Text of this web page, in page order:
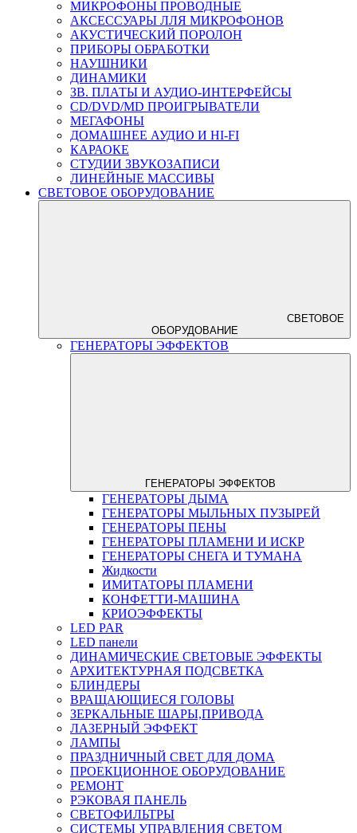
МИКРОФОНЫ ПРОВОДНЫЕ
АКСЕССУАРЫ ЛЛЯ МИКРОФОНОВ
АКУСТИЧЕСКИЙ ПОРОЛОН
ПРИБОРЫ ОБРАБОТКИ
НАУШНИКИ
ДИНАМИКИ
ЗВ. ПЛАТЫ И АУДИО-ИНТЕРФЕЙСЫ
CD/DVD/MD ПРОИГРЫВАТЕЛИ
МЕГАФОНЫ
ДОМАШНЕЕ АУДИО И HI-FI
КАРАОКЕ
СТУДИИ ЗВУКОЗАПИСИ
ЛИНЕЙНЫЕ МАССИВЫ
СВЕТОВОЕ ОБОРУДОВАНИЕ
СВЕТОВОЕ
ОБОРУДОВАНИЕ
ГЕНЕРАТОРЫ ЭФФЕКТОВ
ГЕНЕРАТОРЫ ЭФФЕКТОВ
ГЕНЕРАТОРЫ ДЫМА
ГЕНЕРАТОРЫ МЫЛЬНЫХ ПУЗЫРЕЙ
ГЕНЕРАТОРЫ ПЕНЫ
ГЕНЕРАТОРЫ ПЛАМЕНИ И ИСКР
ГЕНЕРАТОРЫ СНЕГА И ТУМАНА
Жидкости
ИМИТАТОРЫ ПЛАМЕНИ
КОНФЕТТИ-МАШИНА
КРИОЭФФЕКТЫ
LED PAR
LED панели
ДИНАМИЧЕСКИЕ СВЕТОВЫЕ ЭФФЕКТЫ
АРХИТЕКТУРНАЯ ПОДСВЕТКА
БЛИНДЕРЫ
ВРАЩАЮЩИЕСЯ ГОЛОВЫ
ЗЕРКАЛЬНЫЕ ШАРЫ,ПРИВОДА
ЛАЗЕРНЫЙ ЭФФЕКТ
ЛАМПЫ
ПРАЗДНИЧНЫЙ СВЕТ ДЛЯ ДОМА
ПРОЕКЦИОННОЕ ОБОРУДОВАНИЕ
РЕМОНТ
РЭКОВАЯ ПАНЕЛЬ
СВЕТОФИЛЬТРЫ
СИСТЕМЫ УПРАВЛЕНИЯ СВЕТОМ